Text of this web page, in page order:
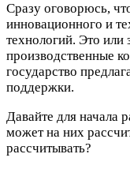
Сразу оговорюсь,
инновационного и
технологий. Это или
производственные
государство
поддержки.
Давайте для начала
может на них
рассчитывать?